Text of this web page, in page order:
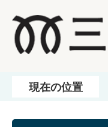
現在の位置